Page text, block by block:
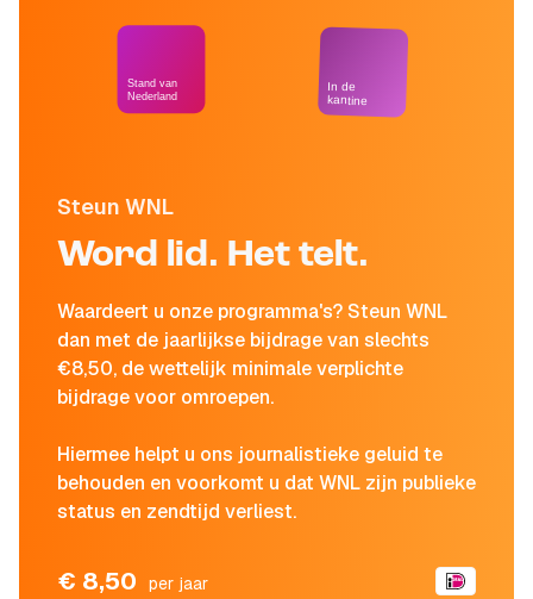
Steun WNL
Word lid. Het telt.
Waardeert u onze programma's? Steun WNL
dan met de jaarlijkse bijdrage van slechts
€8,50, de wettelijk minimale verplichte
bijdrage voor omroepen.
Hiermee helpt u ons journalistieke geluid te
behouden en voorkomt u dat WNL zijn publieke
status en zendtijd verliest.
€ 8,50 per jaar
Stand van
Nederland
In de
kantine